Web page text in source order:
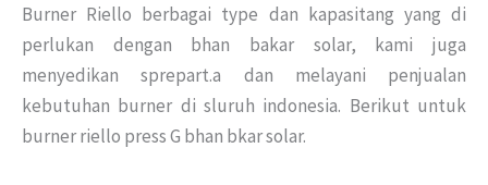
Burner Riello berbagai type dan kapasitang yang di
perlukan dengan bhan bakar solar, kami juga
menyedikan sprepart.a dan melayani penjualan
kebutuhan burner di sluruh indonesia. Berikut untuk
burner riello press G bhan bkar solar.